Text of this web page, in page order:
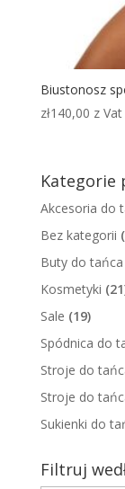
Biustonosz
zł140,00 z Vat
Kategorie
Akcesoria do
Bez kategorii
Buty do tańca
Kosmetyki
Sale (19)
Spódnica do
Stroje do
Stroje do
Sukienki do
Filtruj